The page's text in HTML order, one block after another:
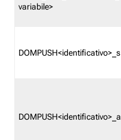
variabile>
DOMPUSH<identificativo>_s
DOMPUSH<identificativo>_a